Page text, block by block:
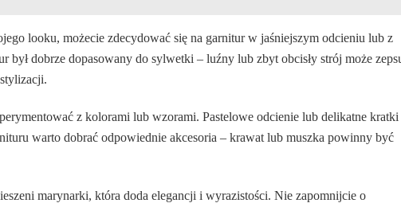
looku, możecie zdecydować się na garnitur w jaśniejszym odcieniu lub z
dobrze dopasowany do sylwetki – luźny lub zbyt obcisły strój może
z kolorami lub wzorami. Pastelowe odcienie lub delikatne kratki
warto dobrać odpowiednie akcesoria – krawat lub muszka powinny być
marynarki, która doda elegancji i wyrazistości. Nie zapomnijcie o